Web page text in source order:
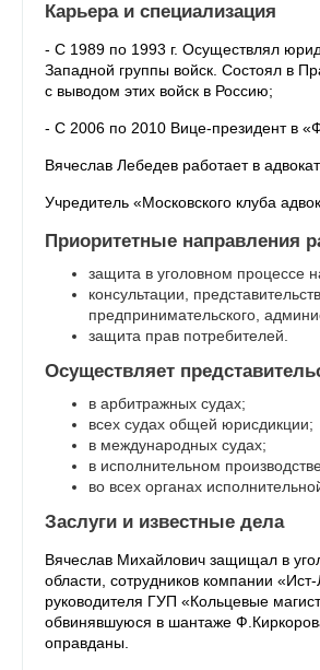
Карьера и специализация
- С 1989 по 1993 г. Осуществлял
Западной группы войск. Состоял в
с выводом этих войск в Россию;
- С 2006 по 2010 Вице-президент в
Вячеслав Лебедев работает в
Учредитель «Московского клуба
Приоритетные направления
защита в уголовном процессе
консультации,
предпринимательского,
защита прав потребителей.
Осуществляет
в арбитражных судах;
всех судах общей юрисдикции;
в международных судах;
в исполнительном
во всех органах
Заслуги и известные дела
Вячеслав Михайлович защищал в
области, сотрудников компании
руководителя ГУП «Кольцевые
обвинявшуюся в шантаже
оправданы.